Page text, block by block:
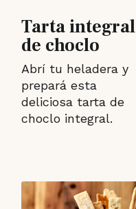
Tarta integral
de choclo
Abrí tu heladera y
prepará esta
deliciosa tarta de
choclo integral.